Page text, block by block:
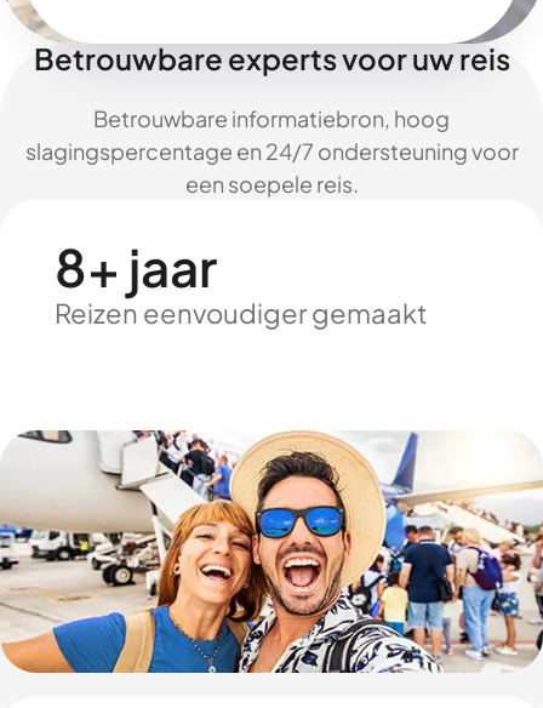
Betrouwbare experts voor uw reis
Betrouwbare informatiebron, hoog
slagingspercentage en 24/7 ondersteuning voor
een soepele reis.
8+ jaar
Reizen eenvoudiger gemaakt